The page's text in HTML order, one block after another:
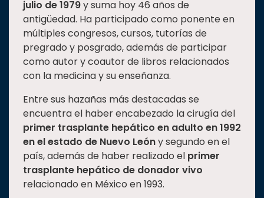
julio de 1979y suma hoy 46 años de
antigüedad. Ha participado como ponente en
múltiples congresos, cursos, tutorías de
pregrado y posgrado, además de participar
como autor y coautor de libros relacionados
con la medicina y su enseñanza.
Entre sus hazañas más destacadas se
encuentra el haber encabezado la cirugía del
primer trasplante hepático en adulto en 1992
en el estado de Nuevo Leóny segundo en el
país, además de haber realizado el primer
trasplante hepático de donador vivo
relacionado en México en 1993.